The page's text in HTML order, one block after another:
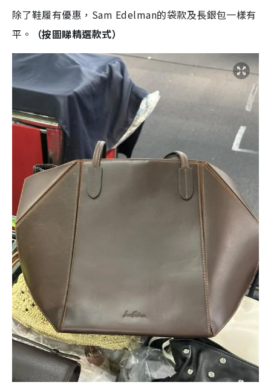
除了鞋履有優惠，Sam Edelman的袋款及長銀包一樣有
平。
（按圖睇精選款式）